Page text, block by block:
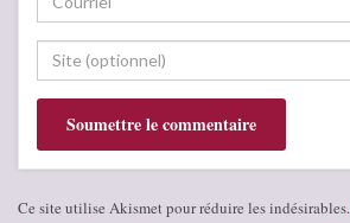
Ce site utilise Akismet pour réduire les indésirables.